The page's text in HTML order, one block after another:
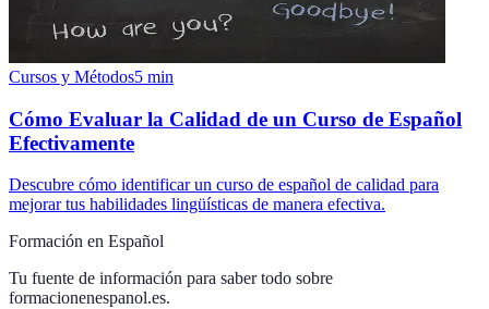
Cursos y Métodos5 min
Cómo Evaluar la Calidad de un Curso de Español
Efectivamente
Descubre cómo identificar un curso de español de calidad para
mejorar tus habilidades lingüísticas de manera efectiva.
Formación en Español
Tu fuente de información para saber todo sobre
formacionenespanol.es.